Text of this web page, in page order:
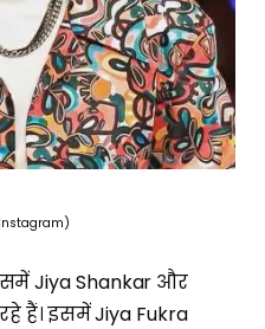
Jiya Shankar और
हैं। इसमें Jiya Fukra